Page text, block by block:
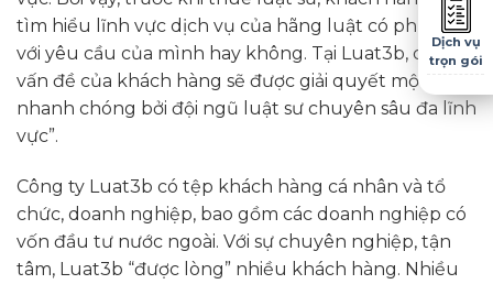
Dịch vụ
trọn gói
tìm hiểu lĩnh vực dịch vụ của hãng luật có phù hợp
với yêu cầu của mình hay không. Tại Luat3b, các
vấn đề của khách hàng sẽ được giải quyết một cách
nhanh chóng bởi đội ngũ luật sư chuyên sâu đa lĩnh
vực”.
Công ty Luat3b có tệp khách hàng cá nhân và tổ
chức, doanh nghiệp, bao gồm các doanh nghiệp có
vốn đầu tư nước ngoài. Với sự chuyên nghiệp, tận
tâm, Luat3b “được lòng” nhiều khách hàng. Nhiều